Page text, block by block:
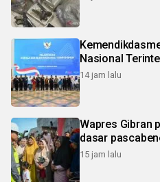
Nasional
14 jam lalu
Wapres Gibran
dasar
15 jam lalu